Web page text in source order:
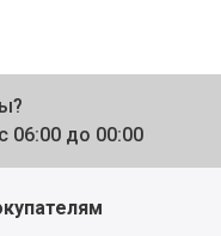
с 06:00 до 00:00